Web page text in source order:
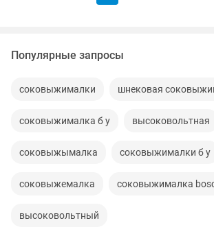
Популярные запросы
соковыжималки шнековая
соковыжималка б у высоковольтная
соковыжымалка соковыжималки б у
соковыжемалка соковыжималка
высоковольтный